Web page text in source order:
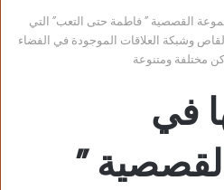
القصصية ” فاطمة حتى التعب” التي
وشبكة العلاقات الموجودة في الفضاء
مختلفة ومتنوعة
في
”